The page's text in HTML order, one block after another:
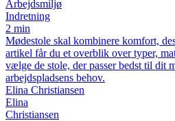
Arbejdsmiljø
Indretning
2 min
Mødestole skal kombinere komfort,
artikel får du et overblik over typer,
vælge de stole, der passer bedst til dit
arbejdspladsens behov.
Elina Christiansen
Elina
Christiansen